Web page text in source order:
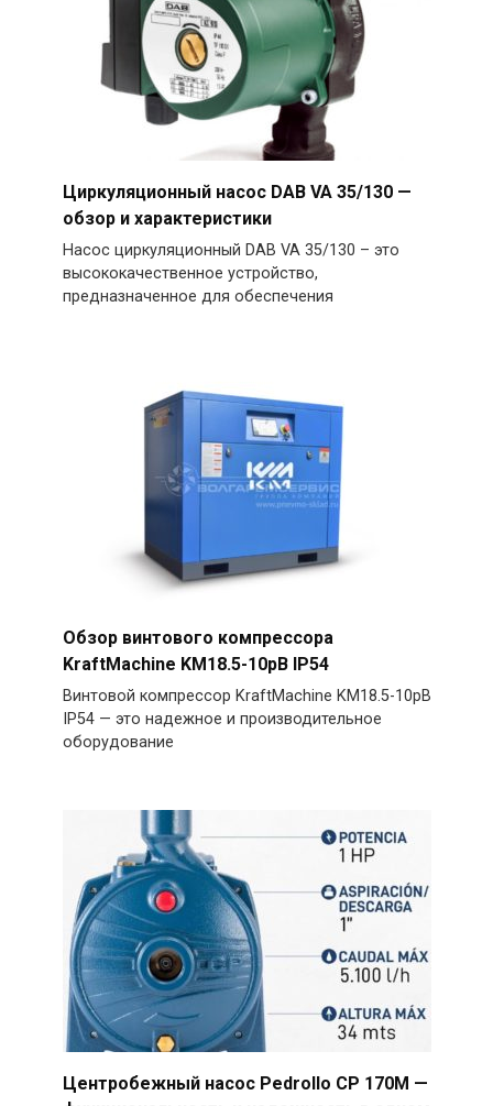
Циркуляционный насос DAB VA 35/130 —
обзор и характеристики
Насос циркуляционный DAB VA 35/130 – это
высококачественное устройство,
предназначенное для обеспечения
Обзор винтового компрессора
KraftMachine KM18.5-10рВ IP54
Винтовой компрессор KraftMachine KM18.5-10рВ
IP54 — это надежное и производительное
оборудование
Центробежный насос Pedrollo CP 170M —